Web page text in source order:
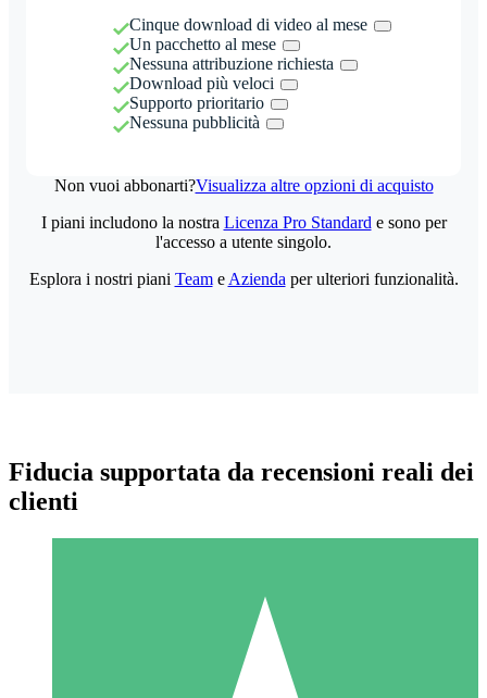
Cinque download di video al mese
Un pacchetto al mese
Nessuna attribuzione richiesta
Download più veloci
Supporto prioritario
Nessuna pubblicità
Non vuoi abbonarti?Visualizza altre opzioni di acquisto
Pacchetti di Crediti Individuali
I piani includono la nostra Licenza Pro Standard e sono per
l'accesso a utente singolo.
Esplora i nostri piani Teame Azienda per ulteriori funzionalità.
Fiducia supportata da recensioni reali dei
clienti